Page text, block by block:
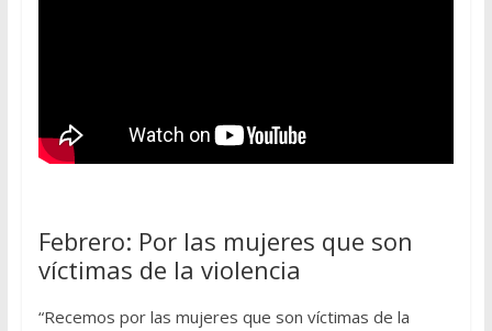
Febrero: Por las mujeres que son
víctimas de la violencia
“Recemos por las mujeres que son víctimas de la